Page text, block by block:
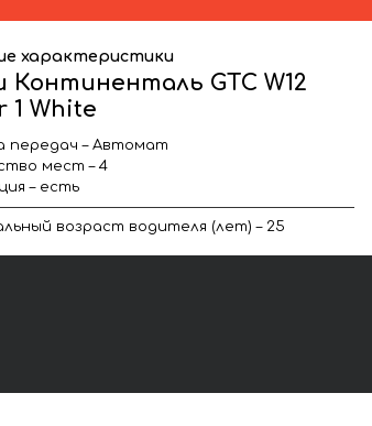
характеристики
Континенталь GTC W12
1 White
передач – Автомат
мест – 4
– есть
возраст водителя (лет) – 25